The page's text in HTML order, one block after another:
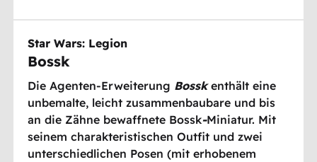
Star Wars: Legion
Bossk
Die Agenten-Erweiterung Bosskenthält eine
unbemalte, leicht zusammenbaubare und bis
an die Zähne bewaffnete Bossk-Miniatur. Mit
seinem charakteristischen Outfit und zwei
unterschiedlichen Posen (mit erhobenem